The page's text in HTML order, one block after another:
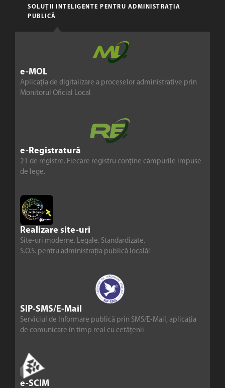
e-MOL
Aplicația de digitalizare a proceselor administrative prin
Monitorul Oficial Local
e-Registratură
21 de registre. Fiecare registru conține câmpurile impuse
de lege.
Realizare site-uri
Site-uri moderne. Legale. Standardizate.
S.O.S. pentru administrația publică locală!
SIP-SMS/E-Mail
Serviciul de Informare publică prin SMS/E-Mail, aplicația
de comunicare în timp real cu cetățenii
e-SCIM
SOLUȚII INTELIGENTE PENTRU ADMINISTRAȚIA
PUBLICĂ